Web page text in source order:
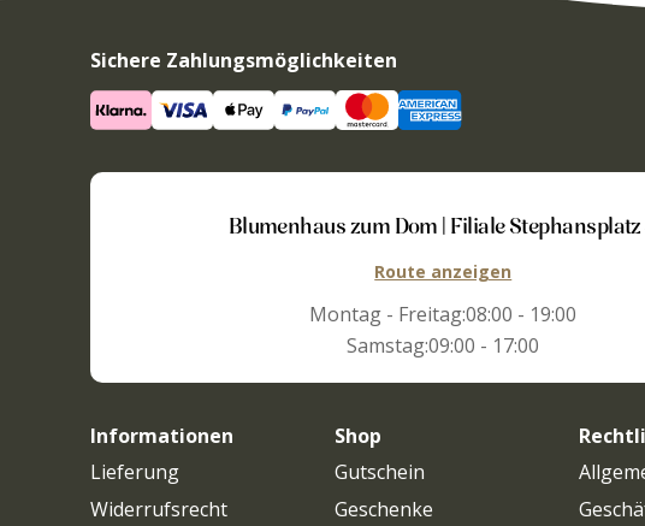
Sichere Zahlungsmöglichkeiten
Blumenhaus zum Dom | Filiale Stephansplatz
Route anzeigen
Montag - Freitag:08:00 - 19:00
Samstag:09:00 - 17:00
Informationen
Lieferung
Widerrufsrecht
Shop
Gutschein
Geschenke